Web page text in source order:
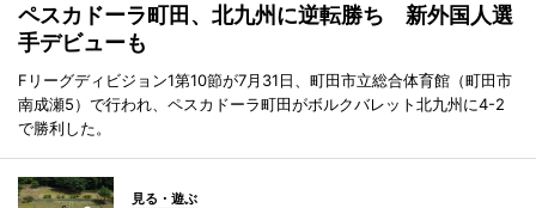
ペスカドーラ町田、北九州に逆転勝ち 新外国人選
手デビューも
Fリーグディビジョン1第10節が7月31日、町田市立総合体育館（町田市
南成瀬5）で行われ、ペスカドーラ町田がボルクバレット北九州に4-2
で勝利した。
見る・遊ぶ